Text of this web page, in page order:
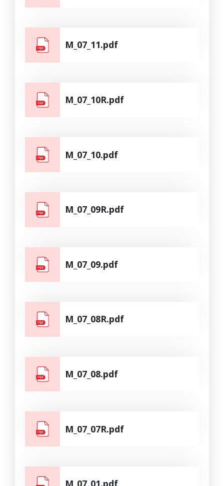
M_07_11.pdf
M_07_10R.pdf
M_07_10.pdf
M_07_09R.pdf
M_07_09.pdf
M_07_08R.pdf
M_07_08.pdf
M_07_07R.pdf